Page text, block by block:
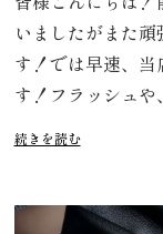
いましたがまた
す！では早速、
す！フラッシュ
続きを読む